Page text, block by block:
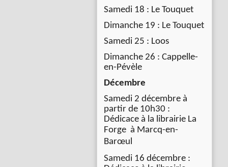
Samedi 18 : Le Touquet
Dimanche 19 : Le Touquet
Samedi 25 : Loos
Dimanche 26 : Cappelle-
en-Pévèle
Décembre
Samedi 2 décembre à
partir de 10h30 :
Dédicace à la librairie La
Forge à Marcq-en-
Barœul
Samedi 16 décembre :